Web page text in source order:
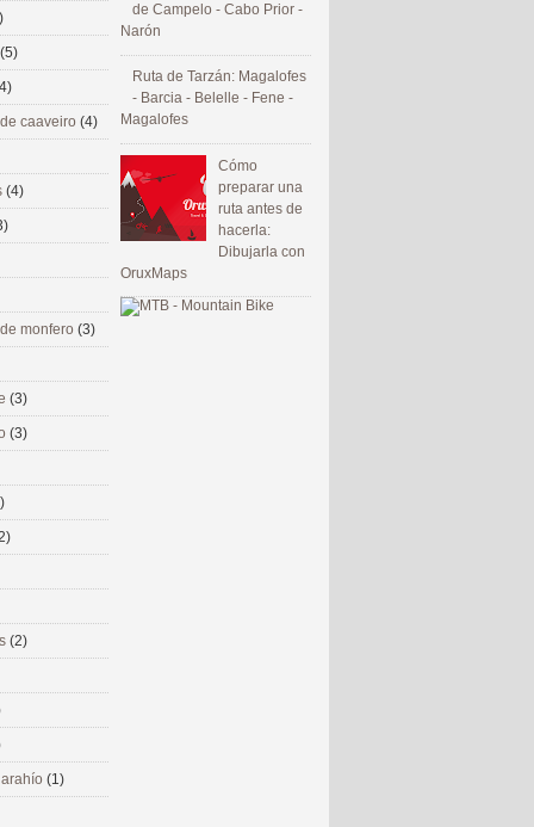
de Campelo - Cabo Prior -
Narón
Ruta de Tarzán: Magalofes
- Barcia - Belelle - Fene -
Magalofes
Cómo
preparar una
ruta antes de
hacerla:
Dibujarla con
OruxMaps
(5)
caaveiro (4)
(4)
monfero (3)
(3)
(3)
(2)
(1)